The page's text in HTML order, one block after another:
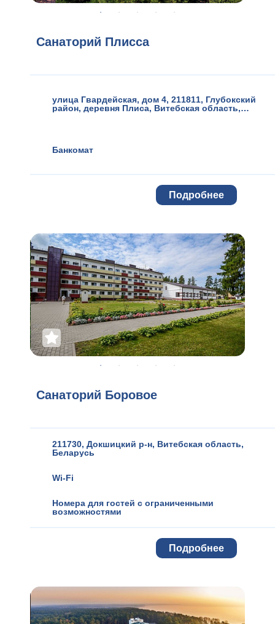
Санаторий Плисса
улица Гвардейская, дом 4, 211811, Глубокский
район, деревня Плиса, Витебская область,
Банкомат
Подробнее
Санаторий Боровое
211730, Докшицкий р-н, Витебская область,
Беларусь
Wi-Fi
Номера для гостей с ограниченными
возможностями
Подробнее